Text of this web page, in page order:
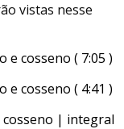
vistas nesse
e cosseno ( 7:05 )
e cosseno ( 4:41 )
cosseno | integral